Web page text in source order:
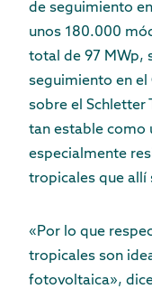
de seguimiento
unos 180.000
total de 97 MWp,
seguimiento en el
sobre el Schletter
tan estable como
especialmente
tropicales que allí
«Por lo que
tropicales son
fotovoltaica»,